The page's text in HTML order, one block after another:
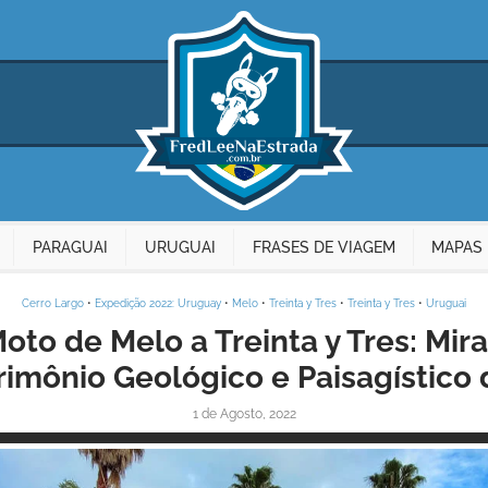
PARAGUAI URUGUAI FRASES DE VIAGEM MAPAS
Cerro Largo • Expedição 2022: Uruguay • Melo • Treinta y Tres • Treinta y Tres • Uruguai
de Melo a Treinta y Tres:
Geológico e Paisagístico
1 de Agosto, 2022